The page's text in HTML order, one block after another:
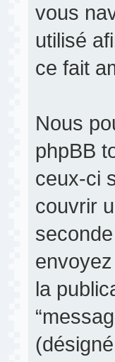
vous
utilisé
ce fait
Nous
phpBB
ceux-ci
couvrir
la